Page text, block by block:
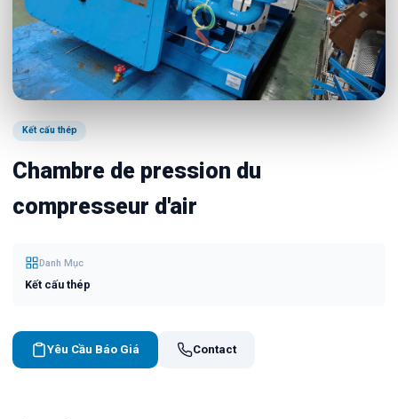
Kết cấu thép
Chambre de pression du
compresseur d'air
Danh Mục
Kết cấu thép
Yêu Cầu Báo Giá Contact